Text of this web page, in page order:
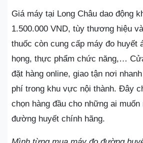
Giá máy tại Long Châu dao động
1.500.000 VND, tùy thương hiệu
thuốc còn cung cấp máy đo huyết
họng, thực phẩm chức năng,…
đặt hàng online, giao tận nơi
phí trong khu vực nội thành. Đây
chọn hàng đầu cho những ai muốn
đường huyết chính hãng.